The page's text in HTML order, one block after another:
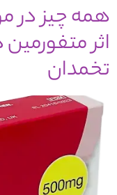
همه چیز در
اثر
تخمدان